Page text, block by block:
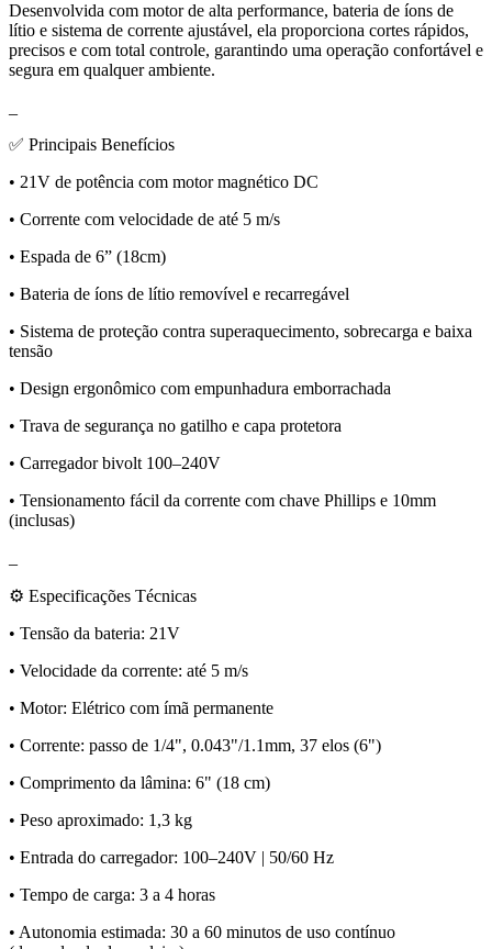
Desenvolvida com motor de alta performance, bateria de íons de
lítio e sistema de corrente ajustável, ela proporciona cortes rápidos,
precisos e com total controle, garantindo uma operação confortável e
segura em qualquer ambiente.
✅ Principais Benefícios
• 21V de potência com motor magnético DC
• Corrente com velocidade de até 5 m/s
• Espada de 6” (18cm)
• Bateria de íons de lítio removível e recarregável
• Sistema de proteção contra superaquecimento, sobrecarga e baixa
tensão
• Design ergonômico com empunhadura emborrachada
• Trava de segurança no gatilho e capa protetora
• Carregador bivolt 100–240V
• Tensionamento fácil da corrente com chave Phillips e 10mm
(inclusas)
⚙️ Especificações Técnicas
• Tensão da bateria: 21V
• Velocidade da corrente: até 5 m/s
• Motor: Elétrico com ímã permanente
• Corrente: passo de 1/4", 0.043"/1.1mm, 37 elos (6")
• Comprimento da lâmina: 6" (18 cm)
• Peso aproximado: 1,3 kg
• Entrada do carregador: 100–240V | 50/60 Hz
• Tempo de carga: 3 a 4 horas
• Autonomia estimada: 30 a 60 minutos de uso contínuo